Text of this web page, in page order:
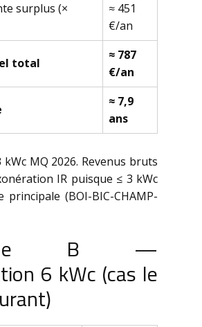
surplus (×
≈ 451
€/an
total
≈ 787
€/an
≈ 7,9
ans
MQ 2026. Revenus bruts
IR puisque ≤ 3 kWc
principale (BOI-BIC-CHAMP-
B —
6 kWc (cas le